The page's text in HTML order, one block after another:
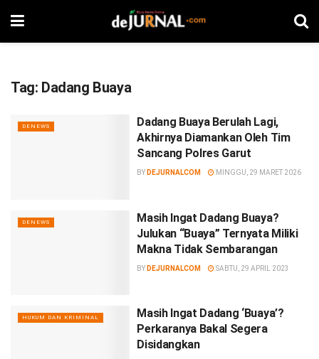
Tag: Dadang Buaya
DENEWS
Dadang Buaya Berulah Lagi,
Akhirnya Diamankan Oleh Tim
Sancang Polres Garut
BY DEJURNALCOM MINGGU, 29 MARET 2026
DENEWS
Masih Ingat Dadang Buaya?
Julukan “Buaya” Ternyata Miliki
Makna Tidak Sembarangan
BY DEJURNALCOM SABTU, 29 APRIL 2023
HUKUM DAN KRIMINAL
Masih Ingat Dadang ‘Buaya’?
Perkaranya Bakal Segera
Disidangkan